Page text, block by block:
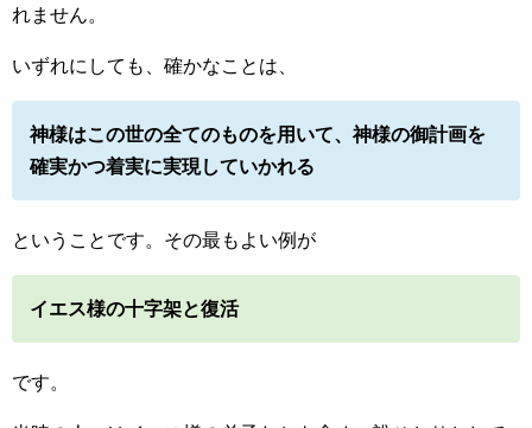
れません。
いずれにしても、確かなことは、
神様はこの世の全てのものを用いて、神様の御計画を
確実かつ着実に実現していかれる
ということです。その最もよい例が
イエス様の十字架と復活
です。